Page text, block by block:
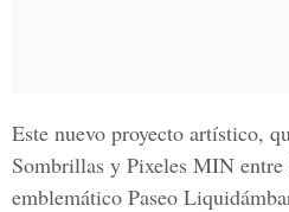
Este nuevo proyecto artístico,
Sombrillas y Pixeles MIN
emblemático Paseo